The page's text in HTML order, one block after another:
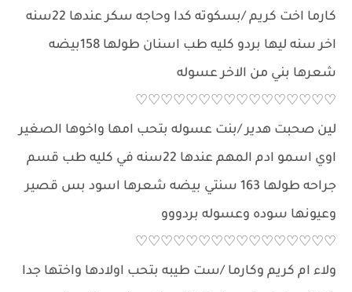
كارما اخت كريم /بسكوته كدا وحاجه سكر عندها 22سنه
اخر سنه ليها بردو كليه طب اسنان طولها 158بيضه
شعرها بني من الاخر عسوله
♡♡♡♡♡♡♡♡♡♡♡♡♡♡♡♡
لين صحبت هدير /بنت عسوله بتحب امها واخوها الصغير
اوي اسمو ادم المهم عندها 22سنه في كليه طب قسم
جراحه طولها 163 سنتي بيضه شعرها اسود بس قصير
وعيونها سوده وعسوله بردووو
♡♡♡♡♡♡♡♡♡♡♡♡♡♡♡♡
ولاء ام كريم وكارما /ست طيبه بتحب اولادها واختها جدا